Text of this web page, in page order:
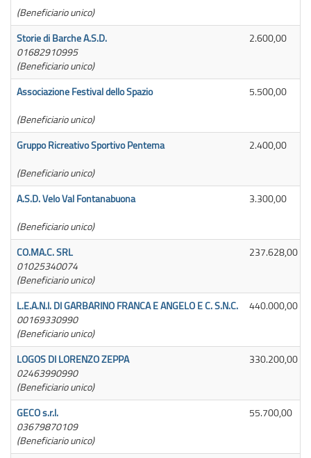
(Beneficiario unico)
Storie di Barche A.S.D.
01682910995
(Beneficiario unico)
2.600,00
Associazione Festival dello Spazio
(Beneficiario unico)
5.500,00
Gruppo Ricreativo Sportivo Pentema
(Beneficiario unico)
2.400,00
A.S.D. Velo Val Fontanabuona
(Beneficiario unico)
3.300,00
CO.MA.C. SRL
01025340074
(Beneficiario unico)
237.628,00
L.E.A.N.I. DI GARBARINO FRANCA E ANGELO E C. S.N.C.
00169330990
(Beneficiario unico)
440.000,00
LOGOS DI LORENZO ZEPPA
02463990990
(Beneficiario unico)
330.200,00
GECO s.r.l.
03679870109
(Beneficiario unico)
55.700,00